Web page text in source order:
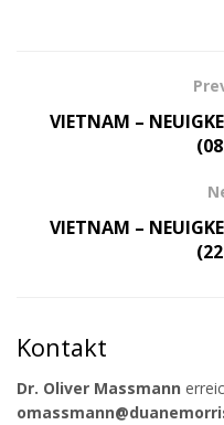
VIETNAM –
VIETNAM –
Kontakt
Dr. Oliver Massmann